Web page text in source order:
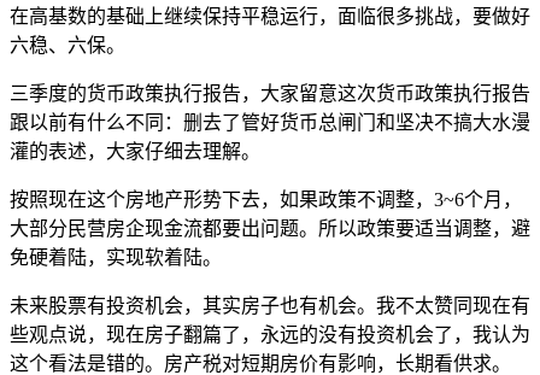
在高基数的基础上继续保持平稳运行，面临很多挑战，要做好
六稳、六保。
三季度的货币政策执行报告，大家留意这次货币政策执行报告
跟以前有什么不同：删去了管好货币总闸门和坚决不搞大水漫
灌的表述，大家仔细去理解。
按照现在这个房地产形势下去，如果政策不调整，3~6个月，
大部分民营房企现金流都要出问题。所以政策要适当调整，避
免硬着陆，实现软着陆。
未来股票有投资机会，其实房子也有机会。我不太赞同现在有
些观点说，现在房子翻篇了，永远的没有投资机会了，我认为
这个看法是错的。房产税对短期房价有影响，长期看供求。